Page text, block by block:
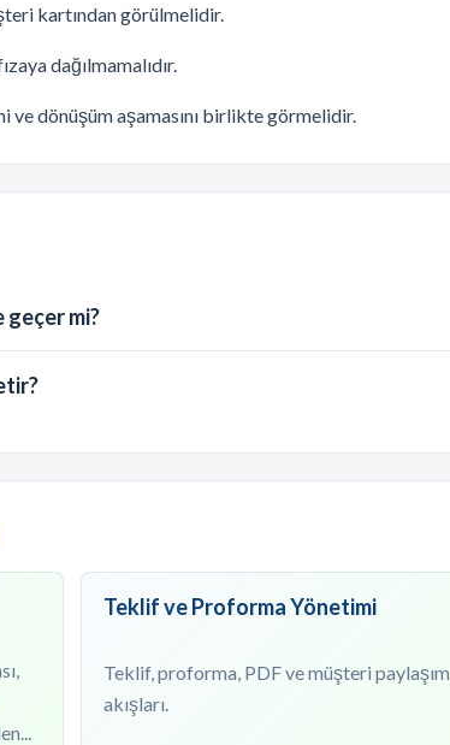
kartından görülmelidir.
dağılmamalıdır.
dönüşüm aşamasını birlikte görmelidir.
mi?
Teklif ve Proforma Yönetimi
Teklif, proforma, PDF ve müşteri paylaşım
akışları.